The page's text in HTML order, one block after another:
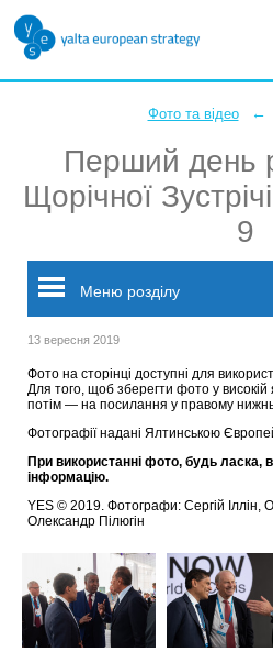
Фото та відео ←
Перший день
Щорічної
9
Меню розділу
13 вересня 2019
Фото на сторінці доступні для
Для того, щоб зберегти фото у високій
потім — на посилання у правому
Фотографії надані Ялтинською
При використанні фото, будь ласка,
інформацію.
YES © 2019. Фотографи: Сергій Іллін,
Олександр Пілюгін